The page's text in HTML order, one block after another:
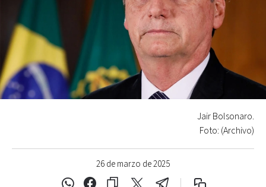
26 de marzo de 2025
Jair Bolsonaro.
Foto: (Archivo)